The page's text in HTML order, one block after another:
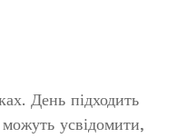
День підходить
усвідомити,